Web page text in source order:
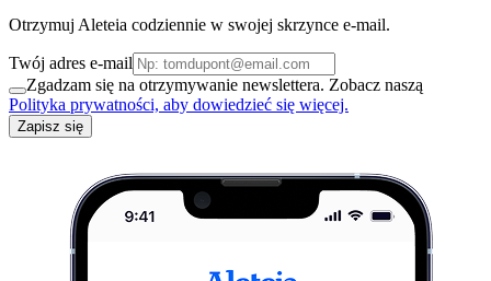
Otrzymuj Aleteia codziennie w swojej skrzynce e-mail.
Twój adres e-mail
Zgadzam się na otrzymywanie newslettera. Zobacz naszą
Polityka prywatności, aby dowiedzieć się więcej.
Zapisz się